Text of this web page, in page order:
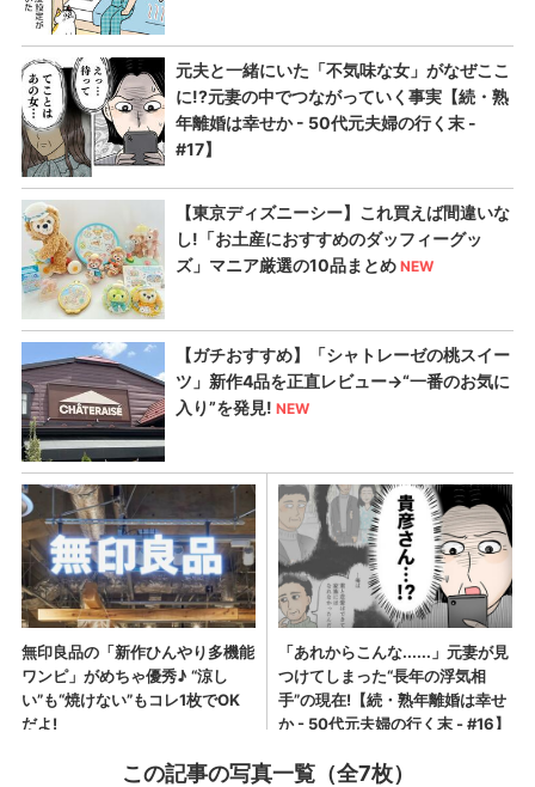
この記事の写真一覧（全7枚）